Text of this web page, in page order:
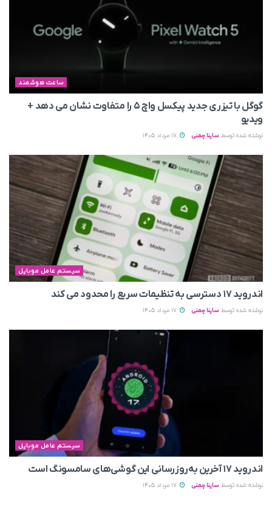
ساعت هوشمند
گوگل با تیزری جدید پیکسل واچ ۵ را متفاوت نشان می‌ دهد +
ویدیو
نوشته شده توسط ساینا چمنی
سیستم عامل موبایل
اندروید ۱۷ دسترسی به تنظیمات سریع را محدود می‌ کند
نوشته شده توسط ساینا چمنی
سیستم عامل موبایل
اندروید ۱۷ آخرین به‌روزرسانی این گوشی‌های سامسونگ است
نوشته شده توسط ساینا چمنی